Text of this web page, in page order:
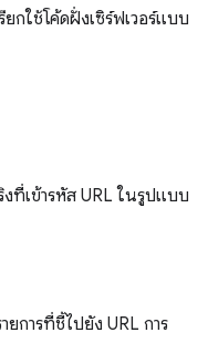
กใช้โค้ดฝั่งเซิร์ฟเวอร์แบบ
ที่เข้ารหัส URL ในรูปแบบ
การที่ชี้ไปยัง URL การ